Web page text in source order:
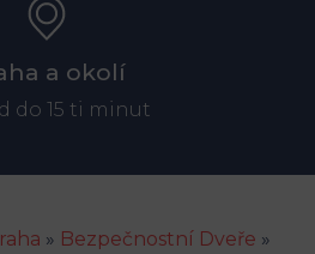
a okolí
do 15 ti minut
» Bezpečnostní Dveře »